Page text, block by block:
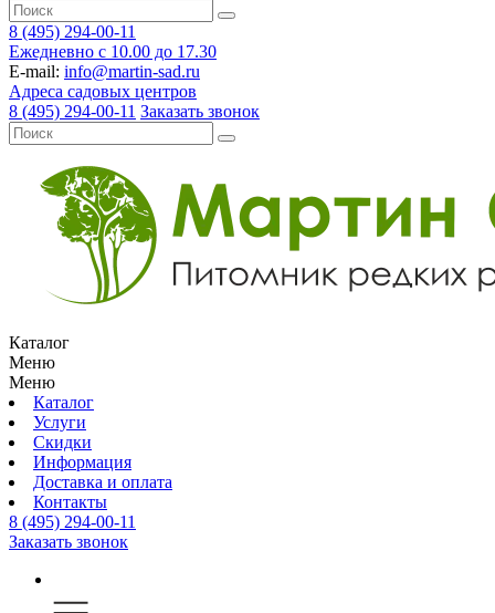
8 (495) 294-00-11
Ежедневно с 10.00 до 17.30
E-mail: info@martin-sad.ru
Адреса садовых центров
8 (495) 294-00-11 Заказать звонок
Каталог
Меню
Меню
Каталог
Услуги
Скидки
Информация
Доставка и оплата
Контакты
8 (495) 294-00-11
Заказать звонок